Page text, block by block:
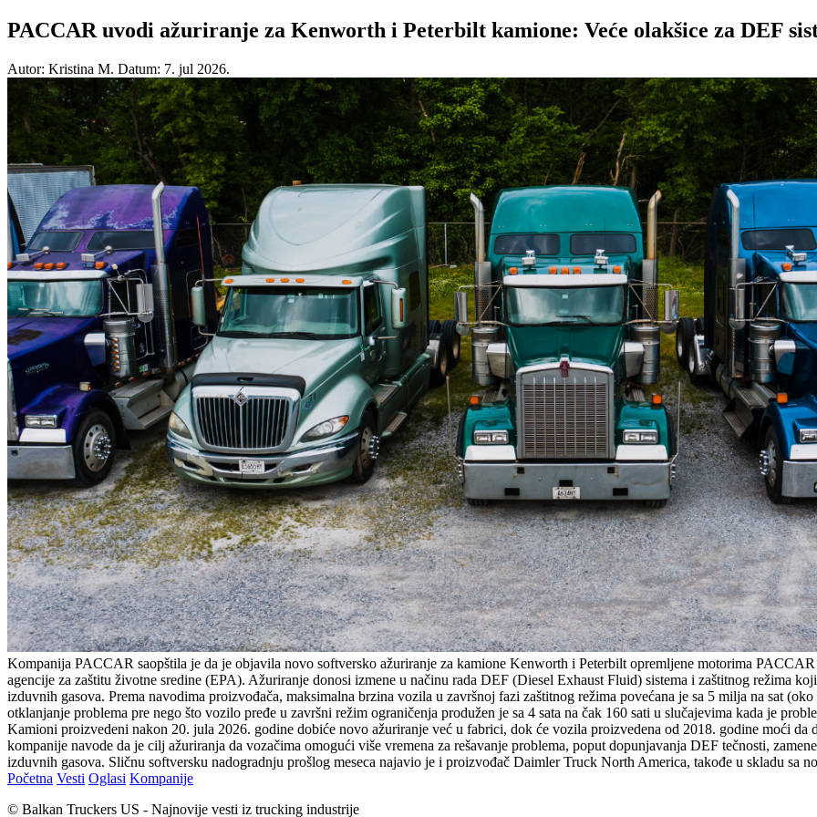
PACCAR uvodi ažuriranje za Kenworth i Peterbilt kamione: Veće olakšice za DEF
Autor: Kristina M. Datum: 7. jul 2026.
Kompanija PACCAR saopštila je da je objavila novo softversko ažuriranje za kamione Kenworth i Peterbilt opremljene motorima
agencije za zaštitu životne sredine (EPA). Ažuriranje donosi izmene u načinu rada DEF (Diesel Exhaust Fluid) sistema i zaštitnog režima
izduvnih gasova. Prema navodima proizvođača, maksimalna brzina vozila u završnoj fazi zaštitnog režima povećana je sa 5 milja na sat
otklanjanje problema pre nego što vozilo pređe u završni režim ograničenja produžen je sa 4 sata na čak 160 sati u slučajevima kada je
Kamioni proizvedeni nakon 20. jula 2026. godine dobiće novo ažuriranje već u fabrici, dok će vozila proizvedena od 2018. godine moći
kompanije navode da je cilj ažuriranja da vozačima omogući više vremena za rešavanje problema, poput dopunjavanja DEF tečnosti,
izduvnih gasova. Sličnu softversku nadogradnju prošlog meseca najavio je i proizvođač Daimler Truck North America, takođe u skladu sa
Početna Vesti Oglasi Kompanije
© Balkan Truckers US - Najnovije vesti iz trucking industrije